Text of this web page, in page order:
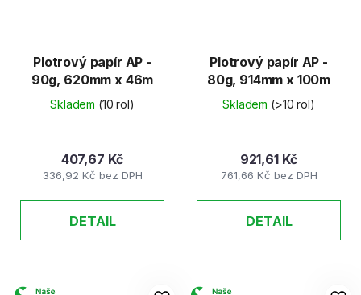
Plotrový papír AP -
90g, 620mm x 46m
Skladem (10 rol)
336,92 Kč bez DPH
407,67 Kč
DETAIL
Plotrový papír AP -
80g, 914mm x 100m
Skladem (>10 rol)
761,66 Kč bez DPH
921,61 Kč
DETAIL